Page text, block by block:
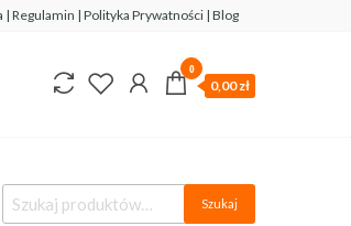
| Regulamin | Polityka Prywatności | Blog
0
0,00 zł
Szukaj